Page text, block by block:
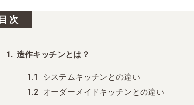
目次
造作キッチンとは？
システムキッチンとの違い
オーダーメイドキッチンとの違い